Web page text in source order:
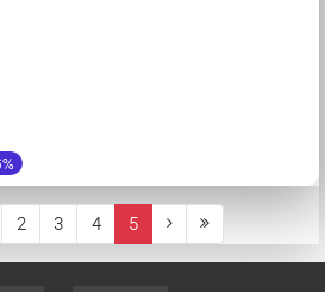
2 3 4 5(current)